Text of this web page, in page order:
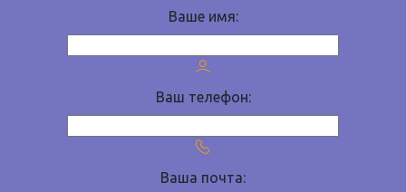
Ваше имя:
Ваш телефон:
Ваша почта: